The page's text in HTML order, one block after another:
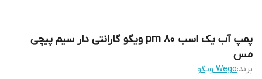
پمپ آب یک اسب pm 80 ویگو گارانتی دار سیم پیچی
مس
برند:Wego ویگو